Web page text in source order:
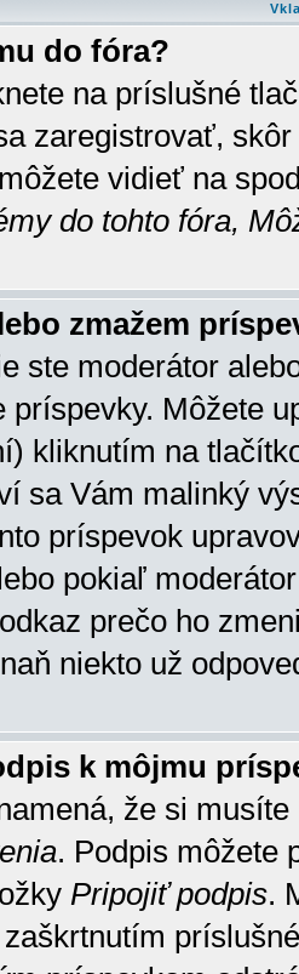
do fóra?
na príslušné
zaregistrovať,
vidieť na
do tohto fóra,
zmažem
ste moderátor
príspevky. Môžete
kliknutím na
sa Vám malinký
príspevok
pokiaľ
prečo ho
niekto už
k môjmu
že si
. Podpis môžete
Pripojiť podpis.